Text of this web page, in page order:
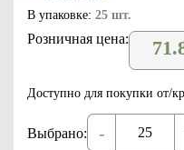
В упаковке: 25 шт.
Розничная цена:
Доступно для покупки от/
Выбрано: -